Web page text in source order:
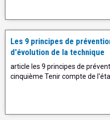
Les 9 principes de
d'évolution de la technique
article les 9 principes de
cinquième Tenir compte de